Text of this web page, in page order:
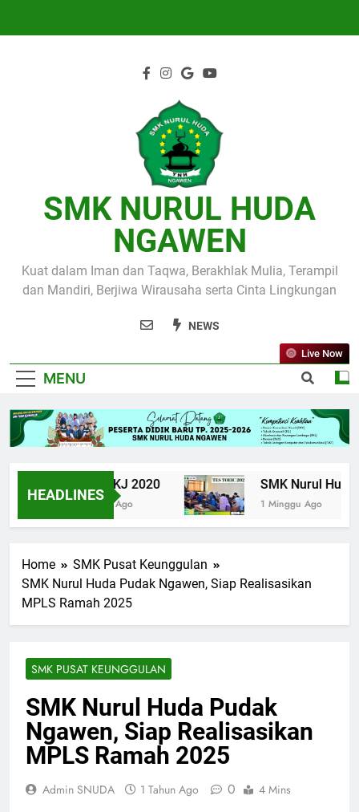
SMK NURUL HUDA
NGAWEN
Kuat dalam Iman dan Taqwa, Berakhlak Mulia, Terampil
dan Mandiri, Berjiwa Wirausaha serta Cinta Lingkungan
NEWS
MENU
Live Now
HEADLINES
UPK TKJ 2020
6 Tahun Ago
SMK Nurul Huda
1 Minggu Ago
Home
SMK Pusat Keunggulan
SMK Nurul Huda Pudak Ngawen, Siap Realisasikan
MPLS Ramah 2025
SMK PUSAT KEUNGGULAN
SMK Nurul Huda Pudak
Ngawen, Siap Realisasikan
MPLS Ramah 2025
Admin SNUDA 1 Tahun Ago 0 4 Mins